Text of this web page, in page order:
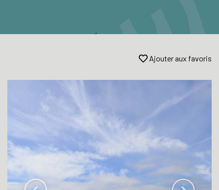
Ajouter aux favoris